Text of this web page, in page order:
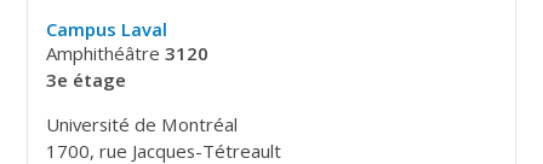
Campus Laval
Amphithéâtre3120
3e étage
Université de Montréal
1700, rue Jacques-Tétreault